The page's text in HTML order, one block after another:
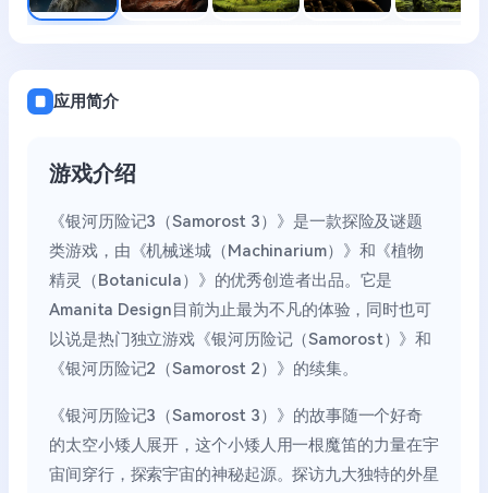
应用简介
游戏介绍
《银河历险记3（Samorost 3）》是一款探险及谜题
类游戏，由《机械迷城（Machinarium）》和《植物
精灵（Botanicula）》的优秀创造者出品。它是
Amanita Design目前为止最为不凡的体验，同时也可
以说是热门独立游戏《银河历险记（Samorost）》和
《银河历险记2（Samorost 2）》的续集。
《银河历险记3（Samorost 3）》的故事随一个好奇
的太空小矮人展开，这个小矮人用一根魔笛的力量在宇
宙间穿行，探索宇宙的神秘起源。探访九大独特的外星